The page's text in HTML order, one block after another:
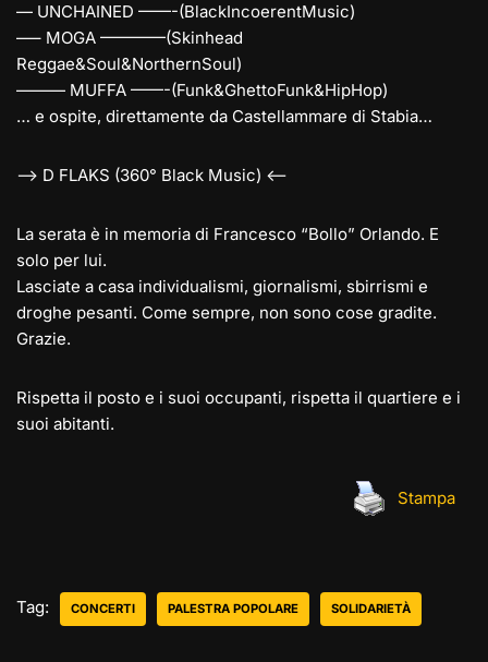
— UNCHAINED ——-(BlackIncoerentMusic)
—– MOGA ————(Skinhead
Reggae&Soul&NorthernSoul)
——— MUFFA ——-(Funk&GhettoFunk&HipHop)
… e ospite, direttamente da Castellammare di Stabia…
–> D FLAKS (360° Black Music) <–
La serata è in memoria di Francesco “Bollo” Orlando. E
solo per lui.
Lasciate a casa individualismi, giornalismi, sbirrismi e
droghe pesanti. Come sempre, non sono cose gradite.
Grazie.
Rispetta il posto e i suoi occupanti, rispetta il quartiere e i
suoi abitanti.
Stampa
Tag: CONCERTI PALESTRA POPOLARE SOLIDARIETÀ